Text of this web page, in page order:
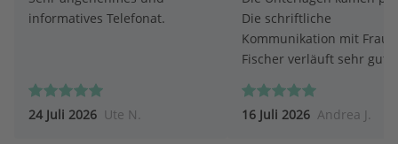
informatives Telefonat.
24 Juli 2026 Ute N.
Die schriftliche
Kommunikation mit Frau
Fischer verläuft sehr gut.
auf Fragen.
16 Juli 2026 Andrea J.